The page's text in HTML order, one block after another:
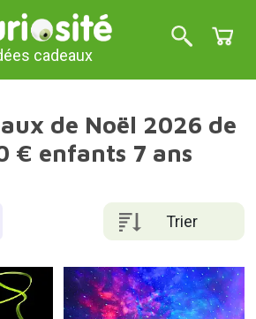
cadeaux
de Noël 2026 de
€ enfants 7 ans
Trier